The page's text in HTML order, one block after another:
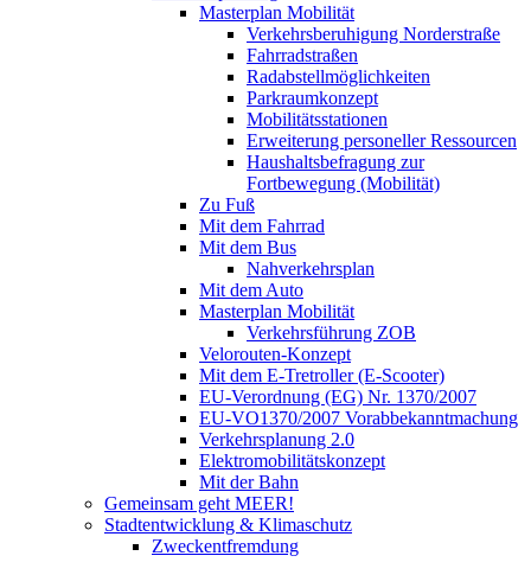
Masterplan Mobilität
Verkehrsberuhigung Norderstraße
Fahrradstraßen
Radabstellmöglichkeiten
Parkraumkonzept
Mobilitätsstationen
Erweiterung personeller Ressourcen
Haushaltsbefragung zur
Fortbewegung (Mobilität)
Zu Fuß
Mit dem Fahrrad
Mit dem Bus
Nahverkehrsplan
Mit dem Auto
Masterplan Mobilität
Verkehrsführung ZOB
Velorouten-Konzept
Mit dem E-Tretroller (E-Scooter)
EU-Verordnung (EG) Nr. 1370/2007
EU-VO1370/2007 Vorabbekanntmachung
Verkehrsplanung 2.0
Elektromobilitätskonzept
Mit der Bahn
Gemeinsam geht MEER!
Stadtentwicklung & Klimaschutz
Zweckentfremdung